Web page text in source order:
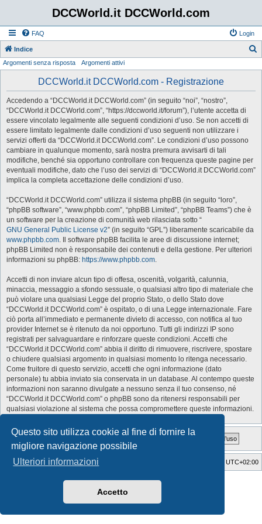
Questo sito utilizza cookie al fine di fornire la
migliore navigazione possibile
Ulteriori informazioni
Accetto
DCCWorld.it DCCWorld.com
FAQ Login
Indice
Argomenti senza risposta Argomenti attivi
DCCWorld.it DCCWorld.com - Registrazione
Accedendo a “DCCWorld.it DCCWorld.com” (in seguito “noi”, “nostro”,
“DCCWorld.it DCCWorld.com”, “https://dccworld.it/forum”), l’utente accetta di
essere vincolato legalmente alle seguenti condizioni d’uso. Se non accetti di
essere limitato legalmente dalle condizioni d’uso seguenti non utilizzare i
servizi offerti da “DCCWorld.it DCCWorld.com”. Le condizioni d’uso possono
cambiare in qualunque momento, sarà nostra premura avvisarti di tali
modifiche, benché sia opportuno controllare con frequenza queste pagine per
eventuali modifiche, dato che l’uso dei servizi di “DCCWorld.it DCCWorld.com”
implica la completa accettazione delle condizioni d’uso.
“DCCWorld.it DCCWorld.com” utilizza il sistema phpBB (in seguito “loro”,
“phpBB software”, “www.phpbb.com”, “phpBB Limited”, “phpBB Teams”) che è
un software per la creazione di comunità web rilasciata sotto “
GNU General Public License v2” (in seguito “GPL”) liberamente scaricabile da
www.phpbb.com. Il software phpBB facilita le aree di discussione internet;
phpBB Limited non è responsabile dei contenuti e della gestione. Per ulteriori
informazioni su phpBB: https://www.phpbb.com.
Accetti di non inviare alcun tipo di offesa, oscenità, volgarità, calunnia,
minaccia, messaggio a sfondo sessuale, o qualsiasi altro tipo di materiale che
può violare una qualsiasi Legge del proprio Stato, o dello Stato dove
“DCCWorld.it DCCWorld.com” è ospitato, o di una Legge internazionale. Fare
ciò porta all’immediato e permanente divieto di accesso, con notifica al tuo
provider Internet se è ritenuto da noi opportuno. Tutti gli indirizzi IP sono
registrati per salvaguardare e rinforzare queste condizioni. Accetti che
“DCCWorld.it DCCWorld.com” abbia il diritto di rimuovere, riscrivere, spostare
o chiudere qualsiasi argomento in qualsiasi momento lo ritenga necessario.
Come fruitore di questo servizio, accetti che ogni informazione (dato
personale) tu abbia inviato sia conservata in un database. Al contempo queste
informazioni non saranno divulgate a nessuno senza il tuo consenso, né
“DCCWorld.it DCCWorld.com” o phpBB sono da ritenersi responsabili per
qualsiasi violazione al sistema che possa compromettere queste informazioni.
Indice UTC+02:00
Style Developer by ©GTA game
phpBB